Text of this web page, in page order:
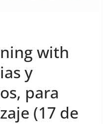
with
y
para
(17 de